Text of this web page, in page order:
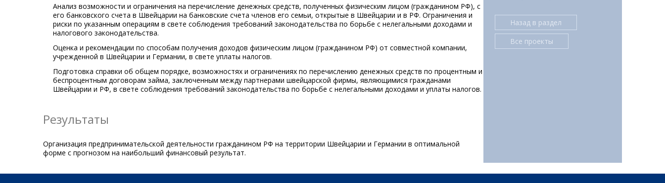
Анализ возможности и ограничения на перечисление денежных средств, полученных физическим лицом (гражданином РФ), с
его банковского счета в Швейцарии на банковские счета членов его семьи, открытые в Швейцарии и в РФ. Ограничения и
риски по указанным операциям в свете соблюдения требований законодательства по борьбе с нелегальными доходами и
налогового законодательства.
Оценка и рекомендации по способам получения доходов физическим лицом (гражданином РФ) от совместной компании,
учрежденной в Швейцарии и Германии, в свете уплаты налогов.
Подготовка справки об общем порядке, возможностях и ограничениях по перечислению денежных средств по процентным и
беспроцентным договорам займа, заключенным между партнерами швейцарской фирмы, являющимися гражданами
Швейцарии и РФ, в свете соблюдения требований законодательства по борьбе с нелегальными доходами и уплаты налогов.
Результаты
Организация предпринимательской деятельности гражданином РФ на территории Швейцарии и Германии в оптимальной
форме с прогнозом на наибольший финансовый результат.
Назад в раздел
Все проекты